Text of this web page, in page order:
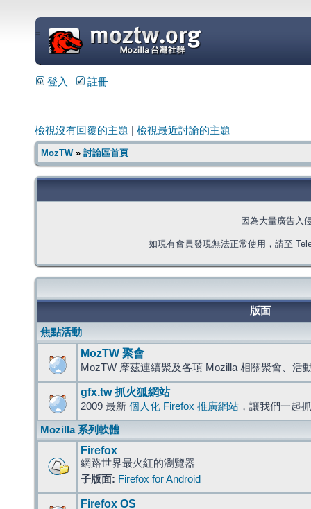
=
登入 註冊
檢視沒有回覆的主題 檢視最近討論的主題
MozTW» 討論區首頁
因為大量廣告入
如現有會員發現無法正常使用，請至
版面
焦點活動
MozTW 聚會
MozTW 摩茲連續聚及各項 Mozilla 相關聚會、活
gfx.tw 抓火狐網站
2009 最新 個人化 Firefox 推廣網站 ，讓我們一起
Mozilla 系列軟體
Firefox
網路世界最火紅的瀏覽器
子版面: Firefox for Android
Firefox OS